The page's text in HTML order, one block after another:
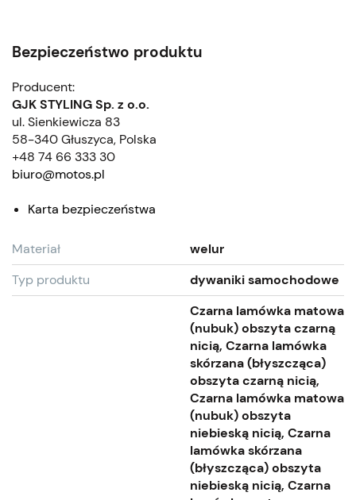
Bezpieczeństwo produktu
Producent:
GJK STYLING Sp. z o.o.
ul. Sienkiewicza 83
58-340 Głuszyca, Polska
+48 74 66 333 30
biuro@motos.pl
Karta bezpieczeństwa
Materiał
welur
Typ produktu
dywaniki samochodowe
Czarna lamówka matowa
(nubuk) obszyta czarną
nicią, Czarna lamówka
skórzana (błyszcząca)
obszyta czarną nicią,
Czarna lamówka matowa
(nubuk) obszyta
niebieską nicią, Czarna
lamówka skórzana
(błyszcząca) obszyta
niebieską nicią, Czarna